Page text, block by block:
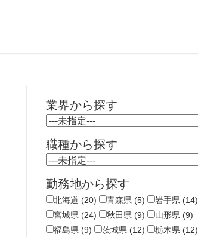
業界から探す
職種から探す
勤務地から探す
北海道 (20) 青森県 (5)
岩手県 (14)
宮城県 (24)
秋田県 (9)
山形県 (9)
福島県 (9)
茨城県 (12)
栃木県 (12)